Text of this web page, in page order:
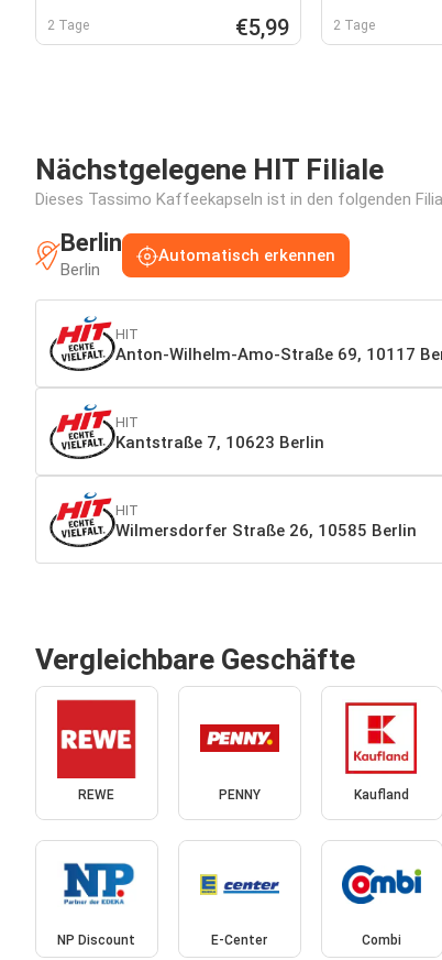
2 Tage €5,99 2 Tage
Nächstgelegene HIT Filiale
Dieses Tassimo Kaffeekapseln ist in den folgenden
Berlin
Berlin
Automatisch erkennen
HIT
Anton-Wilhelm-Amo-Straße 69, 10117
HIT
Kantstraße 7, 10623 Berlin
HIT
Wilmersdorfer Straße 26, 10585 Berlin
Vergleichbare Geschäfte
REWE PENNY Kaufland
NP Discount E-Center Combi